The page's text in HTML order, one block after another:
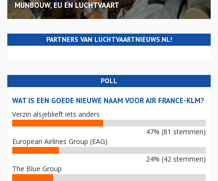
MIJNBOUW, EU EN LUCHTVAART
PARTNERS VAN LUCHTVAARTNIEUWS.NL!
POLL
WAT IS EEN GOEDE NIEUWE NAAM VOOR AIR FRANCE-KLM?
Verzin alsjeblieft iets anders
47% (81 stemmen)
European Airlines Group (EAG)
24% (42 stemmen)
The Blue Group